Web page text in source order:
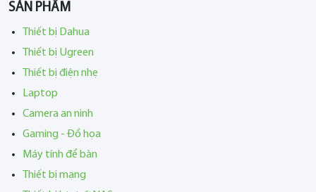
SẢN PHẨM
Thiết bị Dahua
Thiết bị Ugreen
Thiết bị điện nhẹ
Laptop
Camera an ninh
Gaming - Đồ họa
Máy tính để bàn
Thiết bị mạng